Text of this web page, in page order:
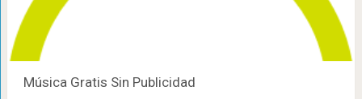
Música Gratis Sin Publicidad